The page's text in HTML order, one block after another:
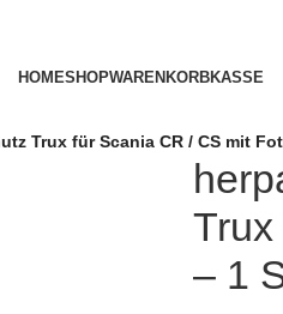
HOMESHOPWARENKORBKASSE
Trux für Scania CR / CS mit
– 1